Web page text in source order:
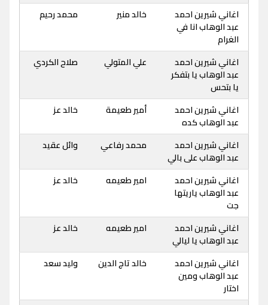
اغاني شيرين احمد
عبد الوهاب انا في
الغرام
خالد منير محمد رحيم
اغاني شيرين احمد
عبد الوهاب يا بتفكر
يا بتحس
علي المتولي صلاح الكردي
اغاني شيرين احمد
عبد الوهاب كده
أمير طعيمة خالد عز
اغاني شيرين احمد
عبد الوهاب على بالي
محمد رفاعي وائل عقيد
اغاني شيرين احمد
عبد الوهاب ياريتها
جت
امير طعيمه خالد عز
اغاني شيرين احمد
عبد الوهاب يا ليالي
امير طعيمه خالد عز
اغاني شيرين احمد
عبد الوهاب ومين
اختار
خالد تاج الدين وليد سعد